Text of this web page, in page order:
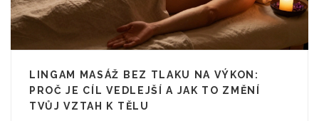
LINGAM MASÁŽ BEZ TLAKU NA VÝKON:
PROČ JE CÍL VEDLEJŠÍ A JAK TO ZMĚNÍ
TVŮJ VZTAH K TĚLU